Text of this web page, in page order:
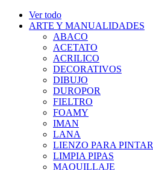
Ver todo
ARTE Y MANUALIDADES
ABACO
ACETATO
ACRILICO
DECORATIVOS
DIBUJO
DUROPOR
FIELTRO
FOAMY
IMAN
LANA
LIENZO PARA PINTAR
LIMPIA PIPAS
MAQUILLAJE